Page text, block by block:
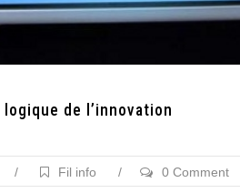
de l’innovation
/ Fil info / 0 Comment